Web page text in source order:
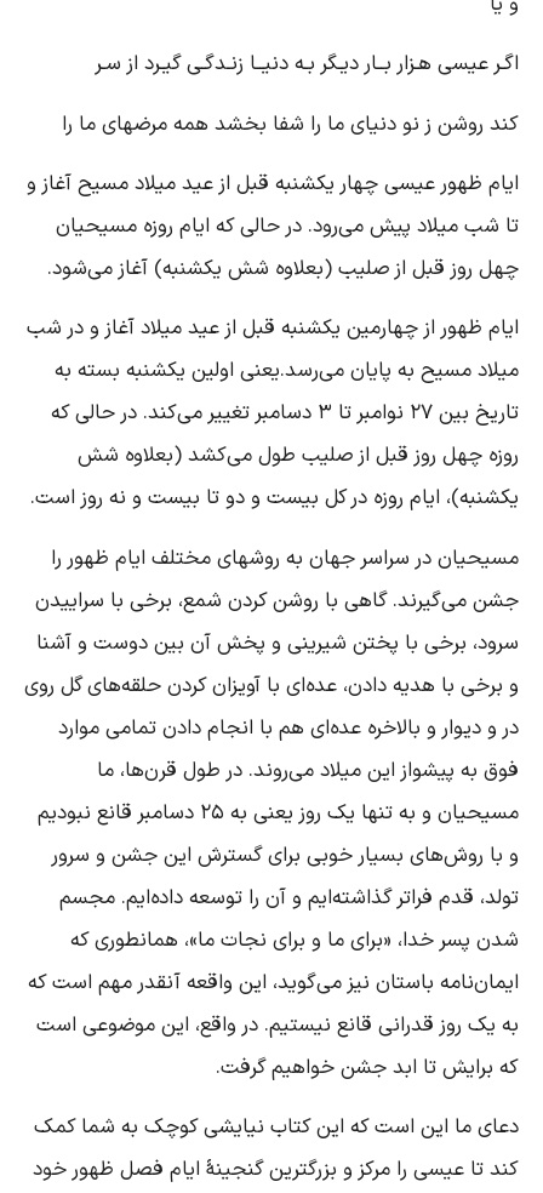
عیسی هـزار بــار دیـگر بـه دنیــا زنـدگـی گیـرد از سـر
روشن ز نو دنیای ما را شفا بخشد همه مرضهای ما را
ظهور عیسی چهار یکشنبه قبل از عید میلاد مسیح آغاز و
شب میلاد پیش می‌رود. در حالی که ایام روزه مسیحیان
روز قبل از صلیب (بعلاوه شش یکشنبه) آغاز می‌شود.
ظهور از چهارمین یکشنبه قبل از عید میلاد آغاز و در شب
مسیح به پایان می‌رسد.یعنی اولین یکشنبه بسته به
تاریخ بین ۲۷ نوامبر تا ۳ دسامبر تغییر می‌کند. در حالی که
چهل روز قبل از صلیب طول می‌کشد (بعلاوه شش
ایام روزه در کل بیست و دو تا بیست و نه روز است.
در سراسر جهان به روشهای مختلف ایام ظهور را
می‌گیرند. گاهی با روشن کردن شمع، برخی با سراییدن
برخی با پختن شیرینی و پخش آن بین دوست و آشنا
برخی با هدیه دادن، عده‌ای با آویزان کردن حلقه‌های گل روی
و دیوار و بالاخره عده‌ای هم با انجام دادن تمامی موارد
به پیشواز این میلاد می‌روند. در طول قرن‌ها، ما
مسیحیان و به تنها یک روز یعنی به ۲۵ دسامبر قانع نبودیم
با روش‌های بسیار خوبی برای گسترش این جشن و سرور
قدم فراتر گذاشته‌ایم و آن را توسعه داده‌ایم. مجسم
پسر خدا، «برای ما و برای نجات ما»، همانطوری که
باستان نیز می‌گوید، این واقعه آنقدر مهم است که
یک روز قدرانی قانع نیستیم. در واقع، این موضوعی است
برایش تا ابد جشن خواهیم گرفت.
ما این است که این کتاب نیایشی کوچک به شما کمک
تا عیسی را مرکز و بزرگترین گنجینۀ ایام فصل ظهور خود